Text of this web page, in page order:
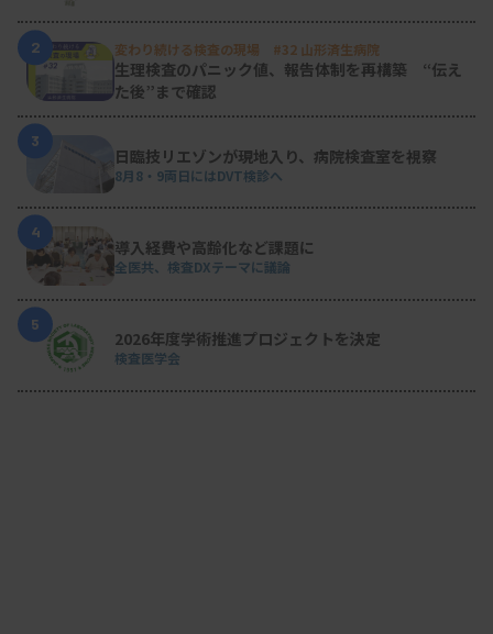
2 変わり続ける検査の現場 #32 山形済生病院
生理検査のパニック値、報告体制を再構築 “伝え
た後”まで確認
3
日臨技リエゾンが現地入り、病院検査室を視察
8月8・9両日にはDVT検診へ
4
導入経費や高齢化など課題に
全医共、検査DXテーマに議論
5
2026年度学術推進プロジェクトを決定
検査医学会